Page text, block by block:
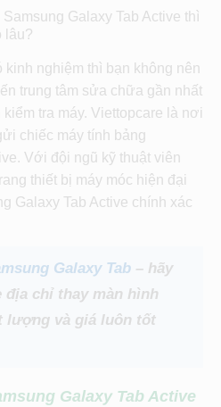
Galaxy Tab Active thì
lâu?
nghiệm thì bạn không nên
trung tâm sửa chữa gần nhất
tra máy. Viettopcare là nơi
chiếc máy tính bảng
Với đội ngũ kỹ thuật viên
thiết bị máy móc hiện đại
Galaxy Tab Active chính xác
Galaxy Tab – hãy
địa chỉ thay màn hình
lượng và giá luôn tốt
Galaxy Tab Active